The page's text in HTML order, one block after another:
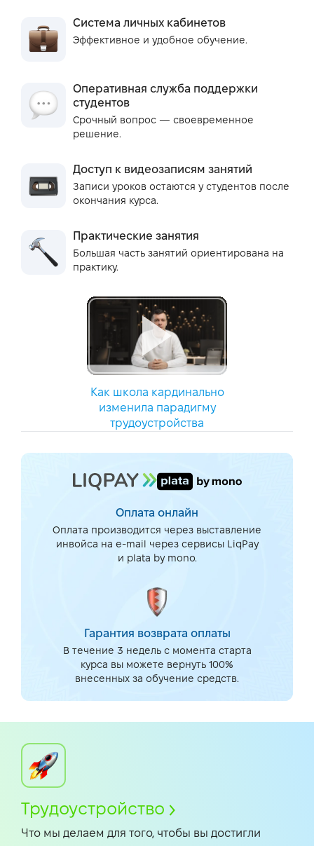
Система личных кабинетов
Эффективное и удобное обучение.
Оперативная служба поддержки
студентов
Срочный вопрос — своевременное
решение.
Доступ к видеозаписям занятий
Записи уроков остаются у студентов после
окончания курса.
Практические занятия
Большая часть занятий ориентирована на
практику.
Как школа кардинально
изменила парадигму
трудоустройства
Оплата онлайн
Оплата производится через выставление
инвойса на e-mail через сервисы LiqPay
и plata by mono.
Гарантия возврата оплаты
В течение 3 недель с момента старта
курса вы можете вернуть 100%
внесенных за обучение средств.
Трудоустройство
Что мы делаем для того, чтобы вы достигли